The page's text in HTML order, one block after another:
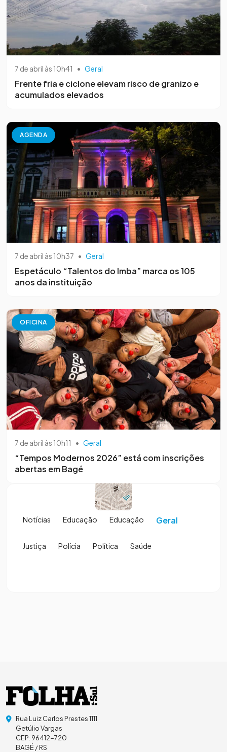
7 de abril às 10h41 • Geral
Frente fria e ciclone elevam risco de granizo e
acumulados elevados
AGENDA
7 de abril às 10h37 • Geral
Espetáculo “Talentos do Imba” marca os 105
anos da instituição
OFICINA
7 de abril às 10h11 • Geral
“Tempos Modernos 2026” está com inscrições
abertas em Bagé
Notícias Educação Educação Geral
Justiça Polícia Política Saúde
Rua Luiz Carlos Prestes 1111
Getúlio Vargas
CEP: 96412-720
BAGÉ / RS